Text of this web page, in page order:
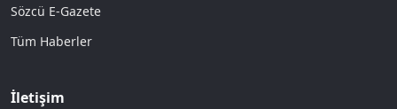
Sözcü E-Gazete
Tüm Haberler
İletişim